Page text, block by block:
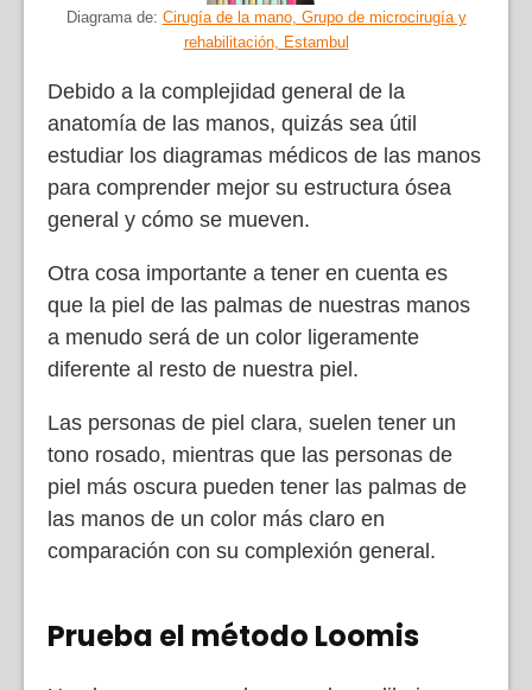
Diagrama de: Cirugía de la mano, Grupo de microcirugía y
rehabilitación, Estambul
Debido a la complejidad general de la
anatomía de las manos, quizás sea útil
estudiar los diagramas médicos de las manos
para comprender mejor su estructura ósea
general y cómo se mueven.
Otra cosa importante a tener en cuenta es
que la piel de las palmas de nuestras manos
a menudo será de un color ligeramente
diferente al resto de nuestra piel.
Las personas de piel clara, suelen tener un
tono rosado, mientras que las personas de
piel más oscura pueden tener las palmas de
las manos de un color más claro en
comparación con su complexión general.
Prueba el método Loomis